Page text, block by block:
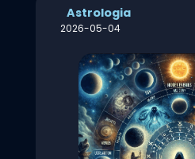
Astrologia
2026-05-04